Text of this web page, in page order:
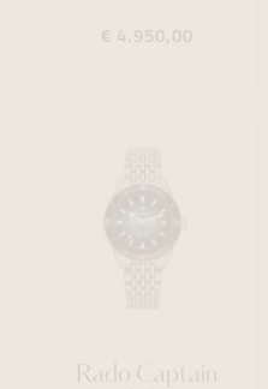
€ 4.950,00
Rado Captain